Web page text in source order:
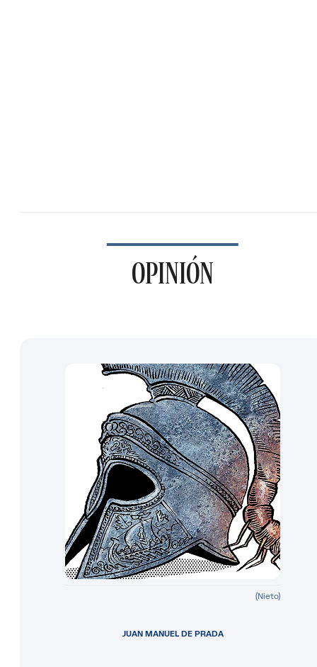
OPINIÓN
(Nieto)
JUAN MANUEL DE PRADA